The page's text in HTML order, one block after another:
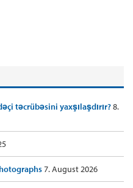
təcrübəsini yaxşılaşdırır?8.
7. August 2026